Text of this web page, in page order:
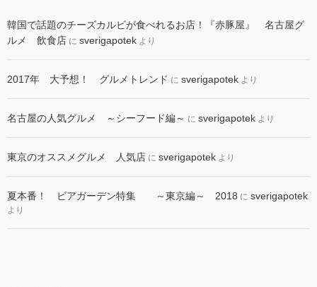
韓国で話題のチーズカルビが食べれるお店！『赤豚屋』 名古屋グ
ルメ 飲食店 に sverigapotek より
2017年 大予想！ グルメトレンド に sverigapotek より
名古屋の人気グルメ ～シーフード編～ に sverigapotek より
東京のオススメグルメ 人気店 に sverigapotek より
夏本番！ ビアガーデン特集 ～東京編～ 2018 に sverigapotek
より